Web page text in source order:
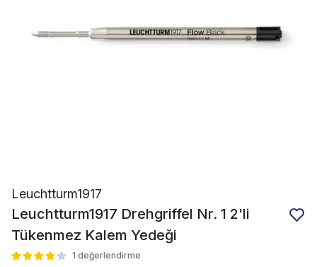
Leuchtturm1917
Leuchtturm1917 Drehgriffel Nr. 1 2'li
Tükenmez Kalem Yedeği
1 değerlendirme